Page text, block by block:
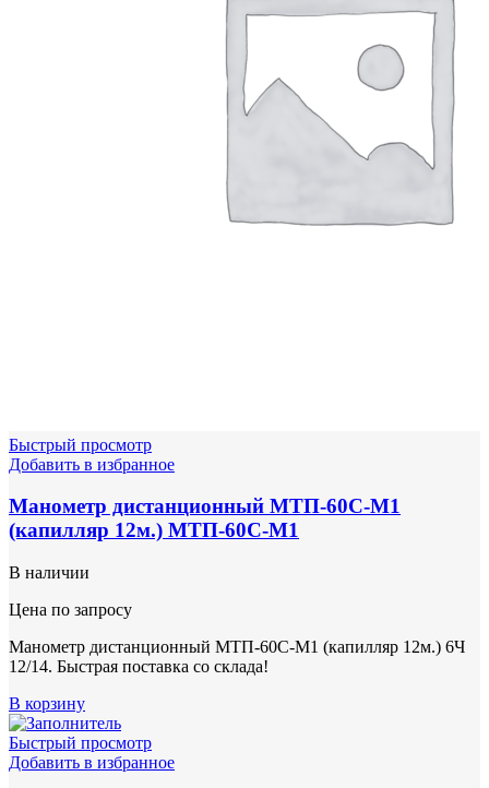
Быстрый просмотр
Добавить в избранное
Манометр дистанционный МТП-60С-М1
(капилляр 12м.) МТП-60С-М1
В наличии
Цена по запросу
Манометр дистанционный МТП-60С-М1 (капилляр 12м.) 6Ч
12/14. Быстрая поставка со склада!
В корзину
Быстрый просмотр
Добавить в избранное